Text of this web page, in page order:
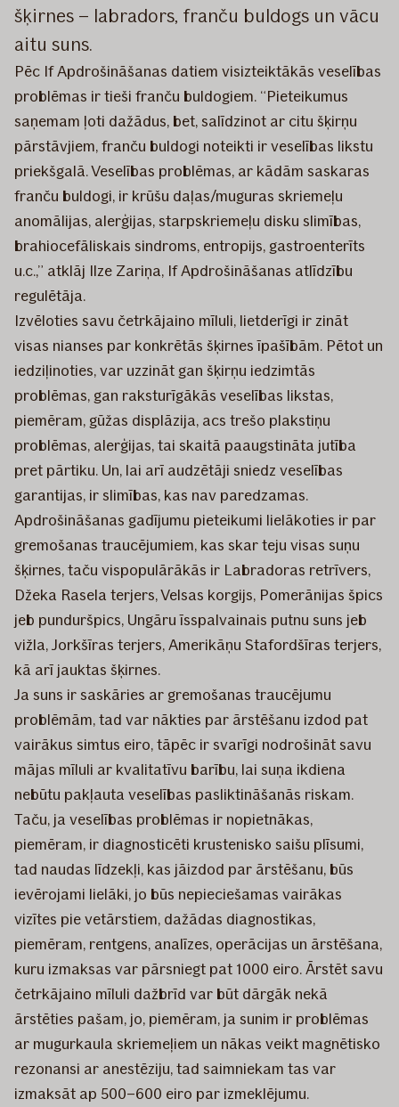
šķirnes – labradors, franču buldogs un vācu
aitu suns.
Pēc If Apdrošināšanas datiem visizteiktākās veselības
problēmas ir tieši franču buldogiem. “Pieteikumus
saņemam ļoti dažādus, bet, salīdzinot ar citu šķirņu
pārstāvjiem, franču buldogi noteikti ir veselības likstu
priekšgalā. Veselības problēmas, ar kādām saskaras
franču buldogi, ir krūšu daļas/muguras skriemeļu
anomālijas, alerģijas, starpskriemeļu disku slimības,
brahiocefāliskais sindroms, entropijs, gastroenterīts
u.c.,” atklāj Ilze Zariņa, If Apdrošināšanas atlīdzību
regulētāja.
Izvēloties savu četrkājaino mīluli, lietderīgi ir zināt
visas nianses par konkrētās šķirnes īpašībām. Pētot un
iedziļinoties, var uzzināt gan šķirņu iedzimtās
problēmas, gan raksturīgākās veselības likstas,
piemēram, gūžas displāzija, acs trešo plakstiņu
problēmas, alerģijas, tai skaitā paaugstināta jutība
pret pārtiku. Un, lai arī audzētāji sniedz veselības
garantijas, ir slimības, kas nav paredzamas.
Apdrošināšanas gadījumu pieteikumi lielākoties ir par
gremošanas traucējumiem, kas skar teju visas suņu
šķirnes, taču vispopulārākās ir Labradoras retrīvers,
Džeka Rasela terjers, Velsas korgijs, Pomerānijas špics
jeb punduršpics, Ungāru īsspalvainais putnu suns jeb
vižla, Jorkšīras terjers, Amerikāņu Stafordšīras terjers,
kā arī jauktas šķirnes.
Ja suns ir saskāries ar gremošanas traucējumu
problēmām, tad var nākties par ārstēšanu izdod pat
vairākus simtus eiro, tāpēc ir svarīgi nodrošināt savu
mājas mīluli ar kvalitatīvu barību, lai suņa ikdiena
nebūtu pakļauta veselības pasliktināšanās riskam.
Taču, ja veselības problēmas ir nopietnākas,
piemēram, ir diagnosticēti krustenisko saišu plīsumi,
tad naudas līdzekļi, kas jāizdod par ārstēšanu, būs
ievērojami lielāki, jo būs nepieciešamas vairākas
vizītes pie vetārstiem, dažādas diagnostikas,
piemēram, rentgens, analīzes, operācijas un ārstēšana,
kuru izmaksas var pārsniegt pat 1000 eiro. Ārstēt savu
četrkājaino mīluli dažbrīd var būt dārgāk nekā
ārstēties pašam, jo, piemēram, ja sunim ir problēmas
ar mugurkaula skriemeļiem un nākas veikt magnētisko
rezonansi ar anestēziju, tad saimniekam tas var
izmaksāt ap 500–600 eiro par izmeklējumu.